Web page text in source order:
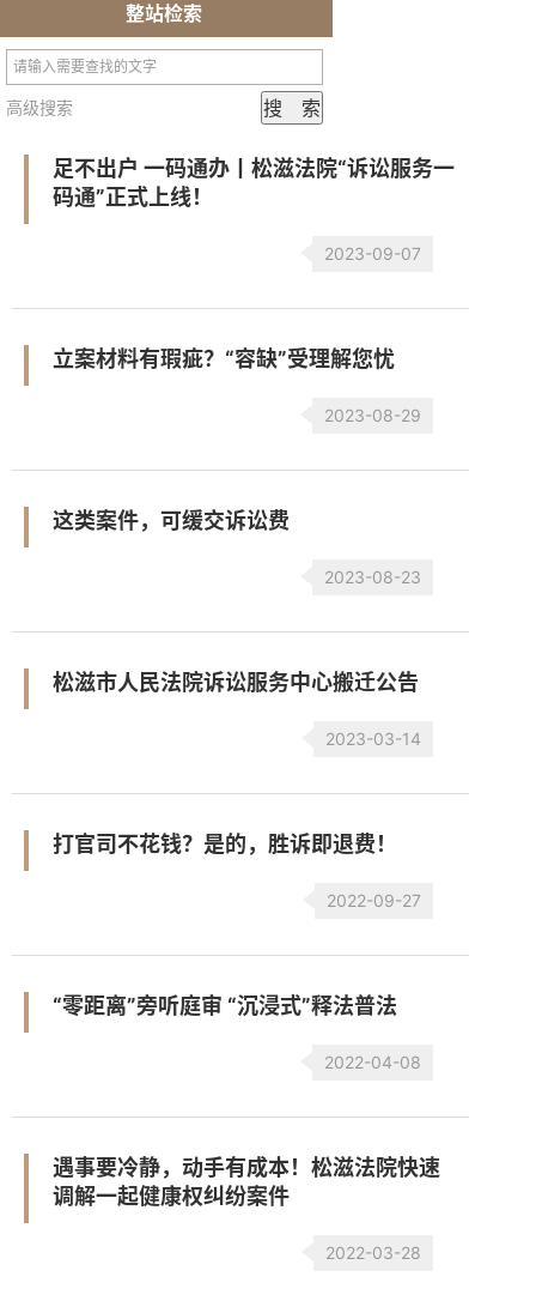
整站检索
高级搜索
足不出户 一码通办丨松滋法院“诉讼服务一
码通”正式上线！
2023-09-07
立案材料有瑕疵？“容缺”受理解您忧
2023-08-29
这类案件，可缓交诉讼费
2023-08-23
松滋市人民法院诉讼服务中心搬迁公告
2023-03-14
打官司不花钱？是的，胜诉即退费！
2022-09-27
“零距离”旁听庭审 “沉浸式”释法普法
2022-04-08
遇事要冷静，动手有成本！松滋法院快速
调解一起健康权纠纷案件
2022-03-28